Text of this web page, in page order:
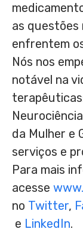
as questões
enfrentem
Nós nos
notável na
da Mulher e
serviços e
Para mais
acesse
no Twitter,
e LinkedIn.